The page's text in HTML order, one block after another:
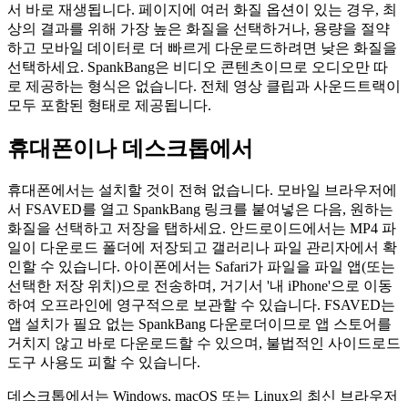
서 바로 재생됩니다. 페이지에 여러 화질 옵션이 있는 경우, 최
상의 결과를 위해 가장 높은 화질을 선택하거나, 용량을 절약
하고 모바일 데이터로 더 빠르게 다운로드하려면 낮은 화질을
선택하세요. SpankBang은 비디오 콘텐츠이므로 오디오만 따
로 제공하는 형식은 없습니다. 전체 영상 클립과 사운드트랙이
모두 포함된 형태로 제공됩니다.
휴대폰이나 데스크톱에서
휴대폰에서는 설치할 것이 전혀 없습니다. 모바일 브라우저에
서 FSAVED를 열고 SpankBang 링크를 붙여넣은 다음, 원하는
화질을 선택하고 저장을 탭하세요. 안드로이드에서는 MP4 파
일이 다운로드 폴더에 저장되고 갤러리나 파일 관리자에서 확
인할 수 있습니다. 아이폰에서는 Safari가 파일을 파일 앱(또는
선택한 저장 위치)으로 전송하며, 거기서 '내 iPhone'으로 이동
하여 오프라인에 영구적으로 보관할 수 있습니다. FSAVED는
앱 설치가 필요 없는 SpankBang 다운로더이므로 앱 스토어를
거치지 않고 바로 다운로드할 수 있으며, 불법적인 사이드로드
도구 사용도 피할 수 있습니다.
데스크톱에서는 Windows, macOS 또는 Linux의 최신 브라우저